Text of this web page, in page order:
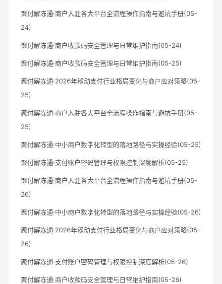
聚付解冻通·商户入驻各大平台全流程操作指南与避坑手册(05-
24)
聚付解冻通·商户收款码安全管理与日常维护指南(05-24)
聚付解冻通·商户收款码安全管理与日常维护指南(05-25)
聚付解冻通·2026年移动支付行业格局变化与商户应对策略(05-
25)
聚付解冻通·商户入驻各大平台全流程操作指南与避坑手册(05-
25)
聚付解冻通·中小商户数字化转型的落地路径与实操经验(05-25)
聚付解冻通·支付账户密码管理与权限控制深度解析(05-25)
聚付解冻通·商户入驻各大平台全流程操作指南与避坑手册(05-
26)
聚付解冻通·中小商户数字化转型的落地路径与实操经验(05-26)
聚付解冻通·2026年移动支付行业格局变化与商户应对策略(05-
26)
聚付解冻通·支付账户密码管理与权限控制深度解析(05-26)
聚付解冻通·商户收款码安全管理与日常维护指南(05-26)